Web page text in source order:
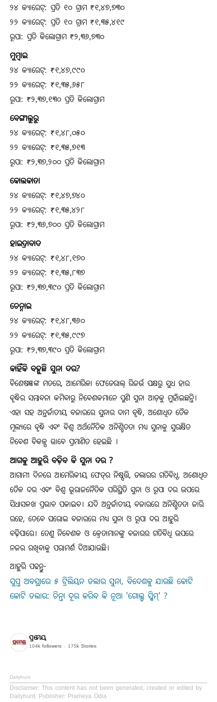
୨୪ କ୍ୟାରେଟ୍: ପ୍ରତି ୧୦ ଗ୍ରାମ ₹୧,୪୭,୭୩୦
୨୨ କ୍ୟାରେଟ୍: ପ୍ରତି ୧୦ ଗ୍ରାମ ₹୧,୩୫,୪୧୯
ରୂପା: ପ୍ରତି କିଲୋଗ୍ରାମ ₹୨,୩୬,୭୩୦
ମୁମ୍ବାଇ
୨୪ କ୍ୟାରେଟ୍: ₹୧,୪୭,୯୯୦
୨୨ କ୍ୟାରେଟ୍: ₹୧,୩୫,୬୫୮
ରୂପା: ₹୨,୩୭,୧୩୦ ପ୍ରତି କିଲୋଗ୍ରାମ
ବେଙ୍ଗାଲୁରୁ
୨୪ କ୍ୟାରେଟ୍: ₹୧,୪୮,୦୫୦
୨୨ କ୍ୟାରେଟ୍: ₹୧,୩୫,୭୧୩
ରୂପା: ₹୨,୩୭,୨୦୦ ପ୍ରତି କିଲୋଗ୍ରାମ
କୋଲକାତା
୨୪ କ୍ୟାରେଟ୍: ₹୧,୪୭,୭୪୦
୨୨ କ୍ୟାରେଟ୍: ₹୧,୩୫,୪୨୮
ରୂପା: ₹୨,୩୬,୭୦୦ ପ୍ରତି କିଲୋଗ୍ରାମ
ହାଇଦ୍ରାବାଦ
୨୪ କ୍ୟାରେଟ୍: ₹୧,୪୮,୧୭୦
୨୨ କ୍ୟାରେଟ୍: ₹୧,୩୫,୮୩୭
ରୂପା: ₹୨,୩୭,୩୯୦ ପ୍ରତି କିଲୋଗ୍ରାମ
ଚେନ୍ନାଇ
୨୪ କ୍ୟାରେଟ୍: ₹୧,୪୮,୩୬୦
୨୨ କ୍ୟାରେଟ୍: ₹୧,୩୫,୯୯୭
ରୂପା: ₹୨,୩୭,୩୯୦ ପ୍ରତି କିଲୋଗ୍ରାମ
କାହିଁକି ବଢ଼ୁଛି ସୁନା ଦର?
ବିଶେଷଜ୍ଞଙ୍କ ମତରେ, ଆମେରିକା ଫେଡେରାଲ୍ ରିଜର୍ଭ ପକ୍ଷରୁ ସୁଧ ହାର
ବୃଦ୍ଧିର ସମ୍ଭାବନା କମିବାରୁ ନିବେଶକମାନେ ପୁଣି ସୁନା ଆଡ଼କୁ ମୁହାଁଇଛନ୍ତି।
ଏହା ସହ ଅନ୍ତର୍ଜାତୀୟ ବଜାରରେ ସୁନାର ଦାମ ବୃଦ୍ଧି, ଅଶୋଧିତ ତୈଳ
ମୂଲ୍ୟରେ ବୃଦ୍ଧି ଏବଂ ବିଶ୍ୱ ଅର୍ଥନୈତିକ ଅନିଶ୍ଚିତତା ମଧ୍ୟ ସୁନାକୁ ସୁରକ୍ଷିତ
ନିବେଶ ବିକଳ୍ପ ଭାବେ ପ୍ରମାଣିତ ହେଇଛି ।
ଆଗକୁ ଆହୁରି ବଢ଼ିବ କି ସୁନା ଦର ?
ଆଗାମୀ ଦିନରେ ଆମେରିକୀୟ ଫେଡ୍‌ର ନିଷ୍ପତ୍ତି, ଡଲାରର ଗତିବିଧି, ଅଶୋଧିତ
ତୈଳ ଦର ଏବଂ ବିଶ୍ୱ ଭୂରାଜନୈତିକ ପରିସ୍ଥିତି ସୁନା ଓ ରୂପା ଦର ଉପରେ
ସିଧାସଳଖ ପ୍ରଭାବ ପକାଇବ। ଯଦି ଅନ୍ତର୍ଜାତୀୟ ବଜାରରେ ଅନିଶ୍ଚିତତା ଜାରି
ରହେ, ତେବେ ଘରୋଇ ବଜାରରେ ମଧ୍ୟ ସୁନା ଓ ରୂପା ଦର ଆହୁରି
ବଢ଼ିପାରେ। ତେଣୁ ନିବେଶକ ଓ କ୍ରେତାମାନଙ୍କୁ ବଜାରର ଗତିବିଧି ଉପରେ
ନଜର ରଖିବାକୁ ପରାମର୍ଶ ଦିଆଯାଉଛି।
ଆହୁରି ପଢନ୍ତୁ-
ସୁପ୍ତ ଅବସ୍ଥାରେ ୫ ଟ୍ରିଲିୟନ ଡଲାର ସୁନା, ବିଦେଶକୁ ଯାଉଛି କୋଟି
କୋଟି ଡଲାର: ଚିନ୍ତା ଦୂର କରିବ କି ନୂଆ 'ଗୋଲ୍ଡ ସ୍କିମ୍' ?
ପ୍ରମେୟ
104k followers 175k Stories
Dailyhunt
Disclaimer: This content has not been generated, created or edited by
Dailyhunt. Publisher: Prameya Odia